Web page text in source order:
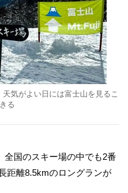
気がよい日には富士山を見るこ
る
国のスキー場の中でも2番
距離8.5kmのロングランが